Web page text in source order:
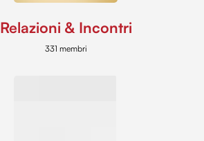
Relazioni & Incontri
331 membri